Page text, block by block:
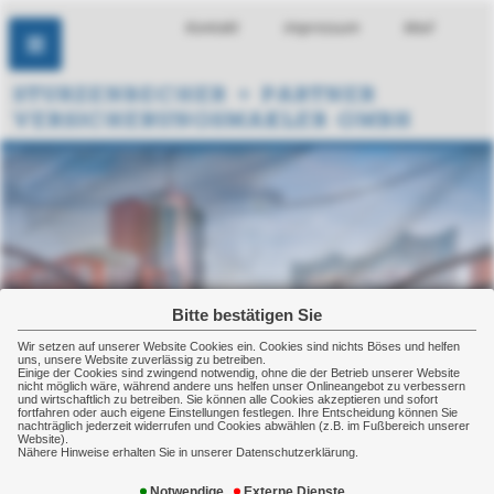
Bitte bestätigen Sie
Wir setzen auf unserer Website Cookies ein. Cookies sind nichts Böses und helfen
uns, unsere Website zuverlässig zu betreiben.
Einige der Cookies sind zwingend notwendig, ohne die der Betrieb unserer Website
nicht möglich wäre, während andere uns helfen unser Onlineangebot zu verbessern
und wirtschaftlich zu betreiben. Sie können alle Cookies akzeptieren und sofort
fortfahren oder auch eigene Einstellungen festlegen. Ihre Entscheidung können Sie
nachträglich jederzeit widerrufen und Cookies abwählen (z.B. im Fußbereich unserer
Website).
Nähere Hinweise erhalten Sie in unserer Datenschutzerklärung.
Kontakt Impressum Mail